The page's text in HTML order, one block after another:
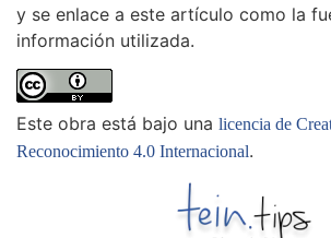
y se enlace a este artículo como la
información utilizada.
Este obra está bajo una licencia de
Reconocimiento 4.0 Internacional.